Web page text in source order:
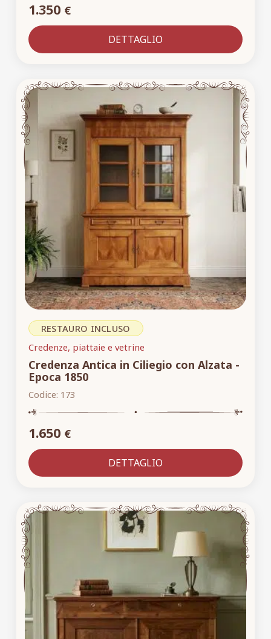
1.350 €
DETTAGLIO
RESTAURO INCLUSO
Credenze, piattaie e vetrine
Credenza Antica in Ciliegio con Alzata -
Epoca 1850
Codice: 173
1.650 €
DETTAGLIO